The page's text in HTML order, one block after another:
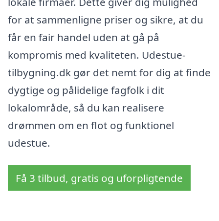
for at sammenligne priser og sikre, at du
får en fair handel uden at gå på
kompromis med kvaliteten. Udestue-
tilbygning.dk gør det nemt for dig at finde
dygtige og pålidelige fagfolk i dit
lokalområde, så du kan realisere
drømmen om en flot og funktionel
udestue.
Få 3 tilbud, gratis og uforpligtende